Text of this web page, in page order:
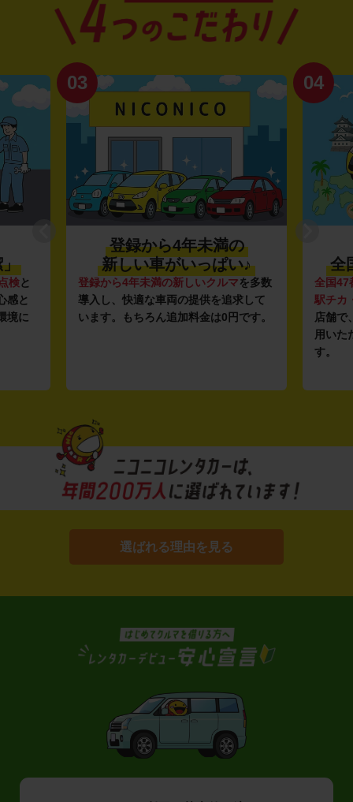
」
検と
感と
境に
03
登録から4年未満の
新しい車がいっぱい♪
登録から4年未満の新しいクルマを多数
導入し、快適な車両の提供を追求して
います。もちろん追加料金は0円です。
04
全
全国47
駅チカ
店舗で
用いた
す。
選ばれる理由を見る